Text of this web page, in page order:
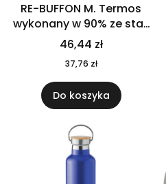
RE-BUFFON M. Termos
wykonany w 90% ze stali
nierdzewnej
pochodzącej z
recyklingu 520 ml 94294
46,44 zł
37,76 zł
Do koszyka